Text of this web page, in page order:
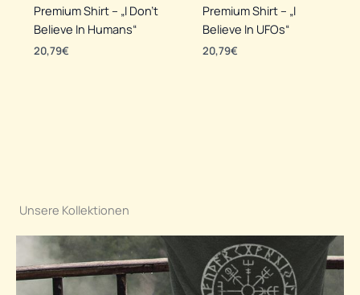
Premium Shirt – „I Don’t
Believe In Humans“
20,79€
Premium Shirt – „I
Believe In UFOs“
20,79€
Unsere Kollektionen